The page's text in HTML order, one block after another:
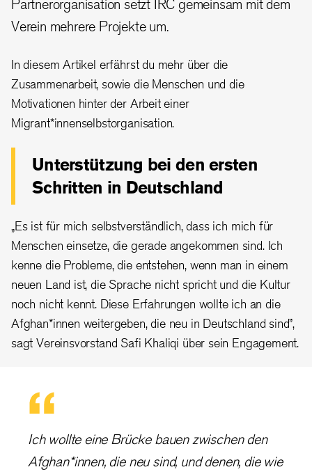
Partnerorganisation setzt IRC gemeinsam mit dem
Verein mehrere Projekte um.
In diesem Artikel erfährst du mehr über die
Zusammenarbeit, sowie die Menschen und die
Motivationen hinter der Arbeit einer
Migrant*innenselbstorganisation.
Unterstützung bei den ersten
Schritten in Deutschland
„Es ist für mich selbstverständlich, dass ich mich für
Menschen einsetze, die gerade angekommen sind. Ich
kenne die Probleme, die entstehen, wenn man in einem
neuen Land ist, die Sprache nicht spricht und die Kultur
noch nicht kennt. Diese Erfahrungen wollte ich an die
Afghan*innen weitergeben, die neu in Deutschland sind”,
sagt Vereinsvorstand Safi Khaliqi über sein Engagement.
Ich wollte eine Brücke bauen zwischen den
Afghan*innen, die neu sind, und denen, die wie